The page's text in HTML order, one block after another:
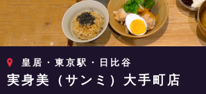
皇居・東京駅・日比谷
実身美（サンミ）大手町店